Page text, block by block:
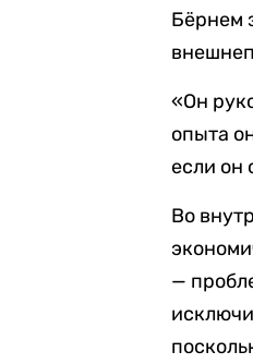
Бёрнем
«Он
опыта
если он
Во
—